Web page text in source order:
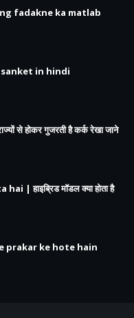
fadakne ka matlab
in hindi
से होकर गुजरती है कर्क रेखा जाने
| हाइब्रिड मॉडल क्या होता है
prakar ke hote hain